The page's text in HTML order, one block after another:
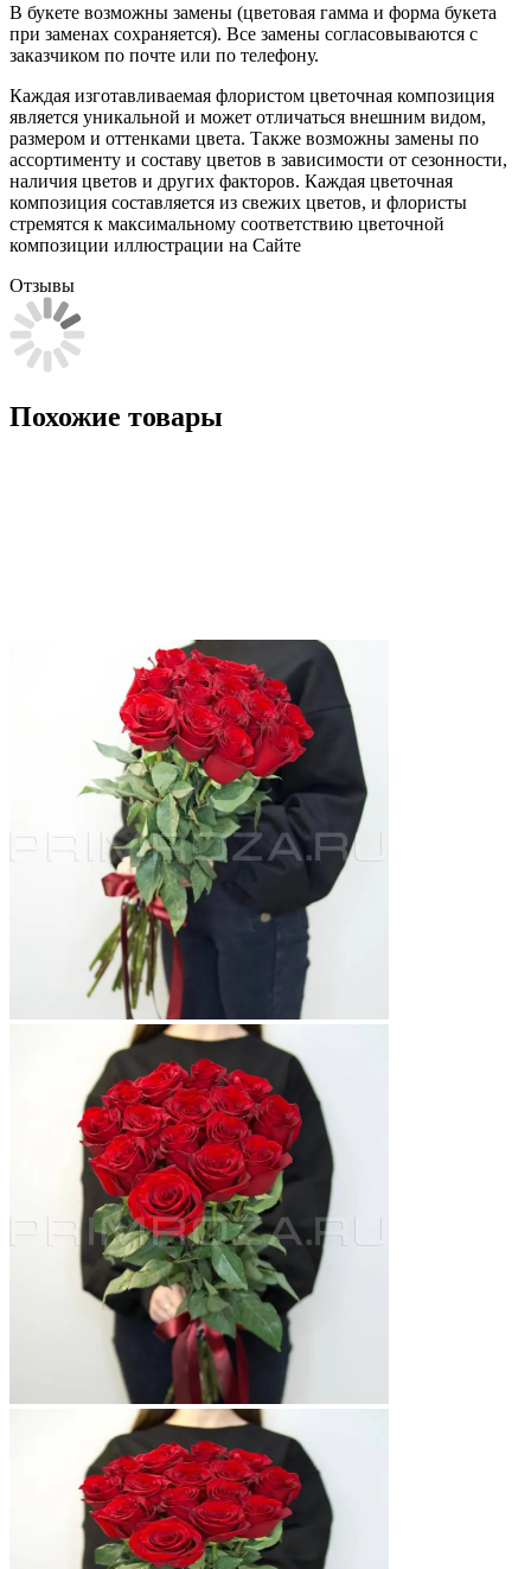
В букете возможны замены (цветовая гамма и форма букета
при заменах сохраняется). Все замены согласовываются с
заказчиком по почте или по телефону.
Каждая изготавливаемая флористом цветочная композиция
является уникальной и может отличаться внешним видом,
размером и оттенками цвета. Также возможны замены по
ассортименту и составу цветов в зависимости от сезонности,
наличия цветов и других факторов. Каждая цветочная
композиция составляется из свежих цветов, и флористы
стремятся к максимальному соответствию цветочной
композиции иллюстрации на Сайте
Отзывы
Похожие товары